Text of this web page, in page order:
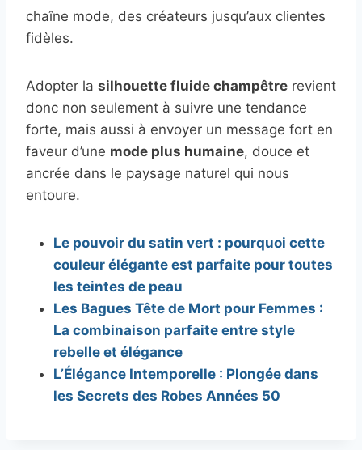
chaîne mode, des créateurs jusqu’aux clientes
fidèles.
Adopter la silhouette fluide champêtre revient
donc non seulement à suivre une tendance
forte, mais aussi à envoyer un message fort en
faveur d’une mode plus humaine, douce et
ancrée dans le paysage naturel qui nous
entoure.
Le pouvoir du satin vert : pourquoi cette
couleur élégante est parfaite pour toutes
les teintes de peau
Les Bagues Tête de Mort pour Femmes :
La combinaison parfaite entre style
rebelle et élégance
L’Élégance Intemporelle : Plongée dans
les Secrets des Robes Années 50